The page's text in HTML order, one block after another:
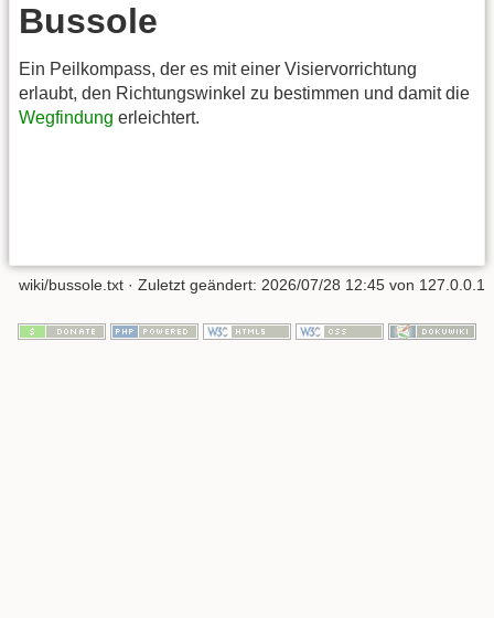
Bussole
Ein Peilkompass, der es mit einer Visiervorrichtung
erlaubt, den Richtungswinkel zu bestimmen und damit die
Wegfindung erleichtert.
wiki/bussole.txt · Zuletzt geändert: 2026/07/28 12:45 von 127.0.0.1